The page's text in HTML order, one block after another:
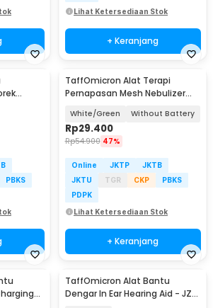
Lihat Ketersediaan Stok
+ Keranjang
PBKS
TaffOmicron Alat Terapi
Pernapasan Mesh Nebulizer
White/Green Without Battery
Rp29.400
Rp54.900 47%
Online JKTP
JKTB
JKTU
TGR CKP
PBKS
PDPK
Lihat Ketersediaan Stok
+ Keranjang
TaffOmicron Alat Bantu
Dengar In Ear Hearing Aid - JZ-